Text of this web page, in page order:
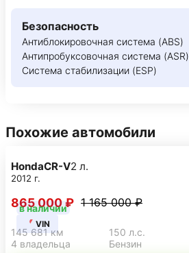
Безопасность
Антиблокировочная система (ABS)
Антипробуксовочная система (ASR)
Система стабилизации (ESP)
Похожие автомобили
в наличии
VIN
HondaCR-V2 л.
2012 г.
865 000 ₽ 1 165 000 ₽
145 681 км 150 л.с.
4 владельца
Бензин